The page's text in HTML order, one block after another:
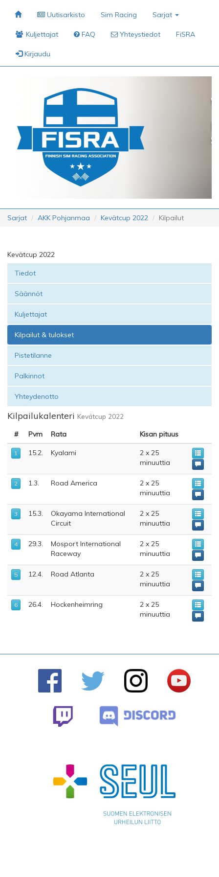
Uutisarkisto Sim Racing Sarjat
Kuljettajat FAQ Yhteystiedot FiSRA
Kirjaudu
Sarjat AKK Pohjanmaa Kevätcup 2022 Kilpailut
Kevätcup 2022
Tiedot
Säännöt
Kuljettajat
Kilpailut & tulokset
Pistetilanne
Palkinnot
Yhteydenotto
Kilpailukalenteri Kevätcup 2022
# Pvm Rata Kisan pituus
1 15.2. Kyalami
2 x 25
minuuttia
2 1.3. Road America
2 x 25
minuuttia
3 15.3.
Okayama International
Circuit
2 x 25
minuuttia
4 29.3.
Mosport International
Raceway
2 x 25
minuuttia
5 12.4. Road Atlanta
2 x 25
minuuttia
6 26.4. Hockenheimring
2 x 25
minuuttia